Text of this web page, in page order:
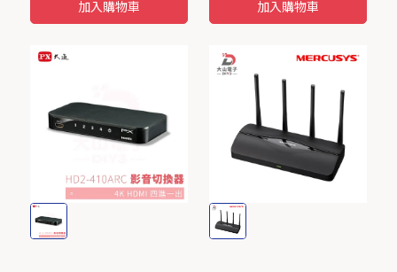
加入購物車 加入購物車